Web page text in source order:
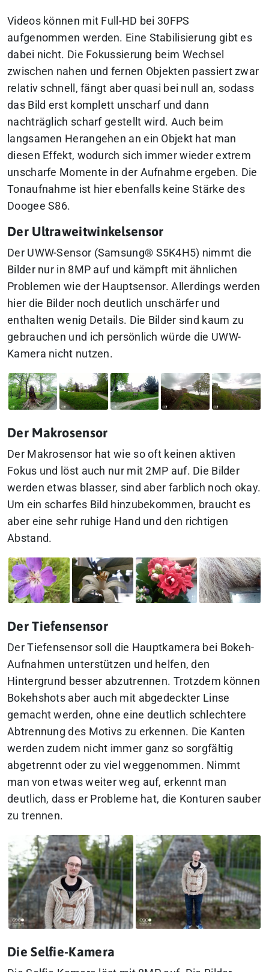
Videos können mit Full-HD bei 30FPS
aufgenommen werden. Eine Stabilisierung gibt es
dabei nicht. Die Fokussierung beim Wechsel
zwischen nahen und fernen Objekten passiert zwar
relativ schnell, fängt aber quasi bei null an, sodass
das Bild erst komplett unscharf und dann
nachträglich scharf gestellt wird. Auch beim
langsamen Herangehen an ein Objekt hat man
diesen Effekt, wodurch sich immer wieder extrem
unscharfe Momente in der Aufnahme ergeben. Die
Tonaufnahme ist hier ebenfalls keine Stärke des
Doogee S86.
Der Ultraweitwinkelsensor
Der UWW-Sensor (Samsung® S5K4H5) nimmt die
Bilder nur in 8MP auf und kämpft mit ähnlichen
Problemen wie der Hauptsensor. Allerdings werden
hier die Bilder noch deutlich unschärfer und
enthalten wenig Details. Die Bilder sind kaum zu
gebrauchen und ich persönlich würde die UWW-
Kamera nicht nutzen.
Der Makrosensor
Der Makrosensor hat wie so oft keinen aktiven
Fokus und löst auch nur mit 2MP auf. Die Bilder
werden etwas blasser, sind aber farblich noch okay.
Um ein scharfes Bild hinzubekommen, braucht es
aber eine sehr ruhige Hand und den richtigen
Abstand.
Der Tiefensensor
Der Tiefensensor soll die Hauptkamera bei Bokeh-
Aufnahmen unterstützen und helfen, den
Hintergrund besser abzutrennen. Trotzdem können
Bokehshots aber auch mit abgedeckter Linse
gemacht werden, ohne eine deutlich schlechtere
Abtrennung des Motivs zu erkennen. Die Kanten
werden zudem nicht immer ganz so sorgfältig
abgetrennt oder zu viel weggenommen. Nimmt
man von etwas weiter weg auf, erkennt man
deutlich, dass er Probleme hat, die Konturen sauber
zu trennen.
Die Selfie-Kamera